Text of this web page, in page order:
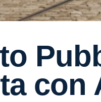
con